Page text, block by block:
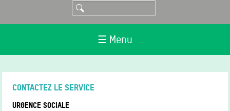
Rechercher
☰ Menu
CONTACTEZ LE SERVICE
URGENCE SOCIALE